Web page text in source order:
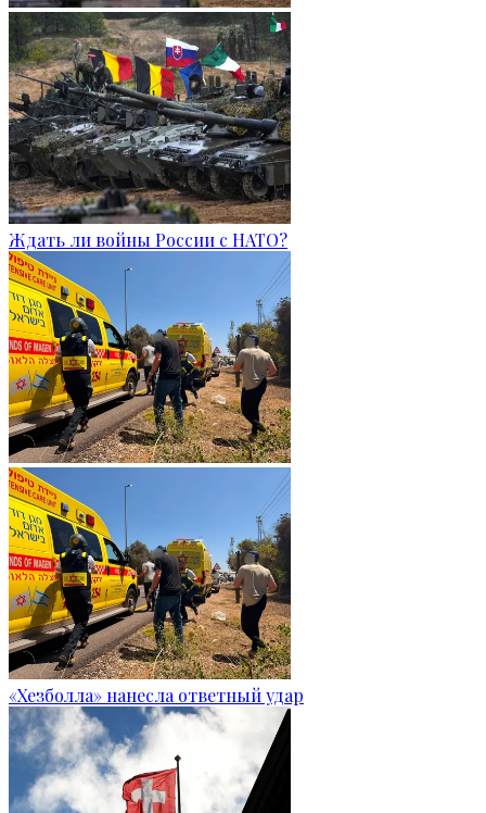
Ждать ли войны России с НАТО?
«Хезболла» нанесла ответный удар